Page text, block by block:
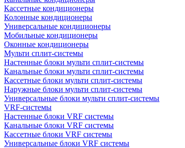
Кассетные кондиционеры
Колонные кондиционеры
Универсальные кондиционеры
Мобильные кондиционеры
Оконные кондиционеры
Мульти сплит-системы
Настенные блоки мульти сплит-системы
Канальные блоки мульти сплит-системы
Кассетные блоки мульти сплит-системы
Наружные блоки мульти сплит-системы
Универсальные блоки мульти сплит-системы
VRF-системы
Настенные блоки VRF системы
Канальные блоки VRF системы
Кассетные блоки VRF системы
Универсальные блоки VRF системы